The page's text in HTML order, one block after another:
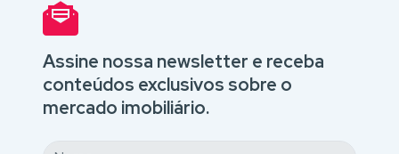
Assine nossa newsletter e receba
conteúdos exclusivos sobre o
mercado imobiliário.